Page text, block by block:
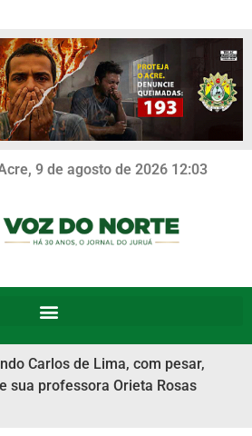
9 de agosto de 2026 12:03
Carlos de Lima, com pesar,
sua professora Orieta Rosas